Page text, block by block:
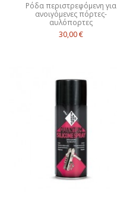
Ρόδα περιστρεφόμενη για
ανοιγόμενες πόρτες-
αυλόπορτες
30,00 €